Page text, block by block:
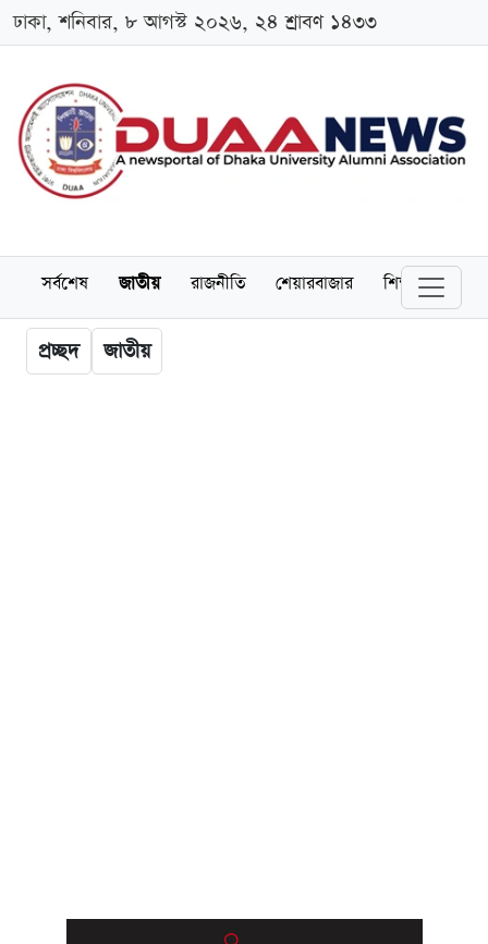
ঢাকা, শনিবার, ৮ আগস্ট ২০২৬, ২৪ শ্রাবণ ১৪৩৩
সর্বশেষ জাতীয় রাজনীতি শেয়ারবাজার শিক্ষা
প্রচ্ছদ জাতীয়